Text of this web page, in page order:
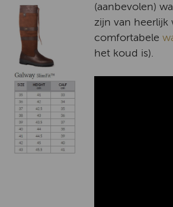
(aanbevolen)
zijn van heerlijk
comfortabele
het koud is).